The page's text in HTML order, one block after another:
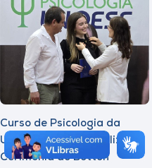
Curso de Psicologia da
Unoesc Joaçaba realiza 2ª
Cerimônia do Botton